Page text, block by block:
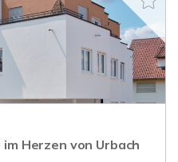
Herzen von Urbach